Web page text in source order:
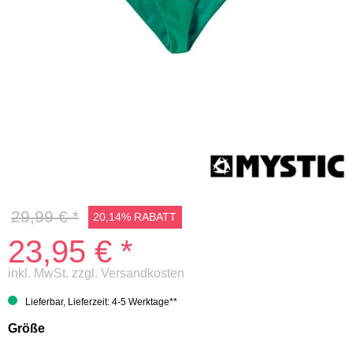
23,95 € *
inkl. MwSt. zzgl. Versandkosten
29,99 € * 20,14% RABATT
Lieferbar, Lieferzeit: 4-5 Werktage**
Größe